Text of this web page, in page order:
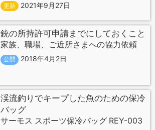
更新 2021年9月27日
銃の所持許可申請までにしておくこと
家族、職場、ご近所さまへの協力依頼
公開 2018年4月2日
渓流釣りでキープした魚のための保冷
バッグ
サーモス スポーツ保冷バッグ REY-003